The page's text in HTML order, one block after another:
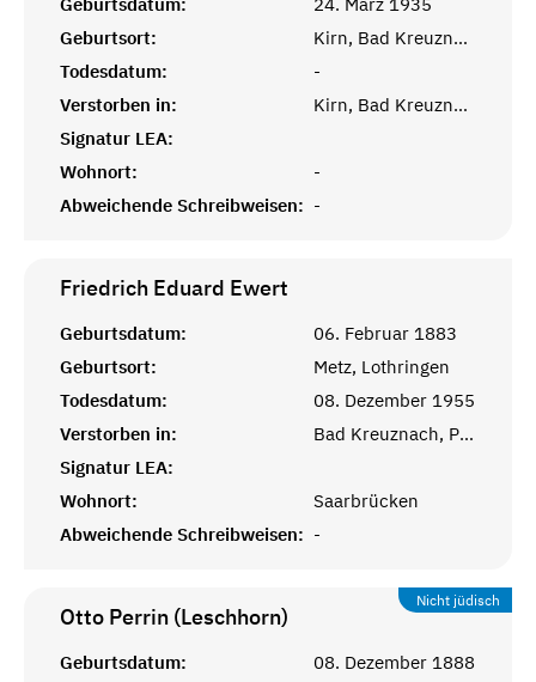
Geburtsort:
Kirn, Bad Kreuznach
Todesdatum:
-
Verstorben in:
Kirn, Bad Kreuznach
Signatur LEA:
Wohnort:
-
Abweichende Schreibweisen: -
Friedrich Eduard Ewert
Geburtsdatum:
06. Februar 1883
Geburtsort:
Metz, Lothringen
Todesdatum:
08. Dezember 1955
Verstorben in:
Bad Kreuznach, Pfalz
Signatur LEA:
Wohnort:
Saarbrücken
Abweichende Schreibweisen: -
Nicht jüdisch
Otto Perrin (Leschhorn)
Geburtsdatum:
08. Dezember 1888